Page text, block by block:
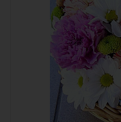
кустовая,